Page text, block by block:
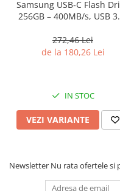
Samsung USB‑C Flash
256GB – 400MB/s, USB
272,46 Lei
de la 180,26 Lei
IN STOC
VEZI VARIANTE
Newsletter Nu rata ofertele si